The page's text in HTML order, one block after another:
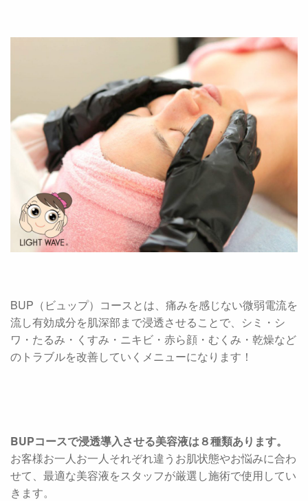
BUP（ビュップ）コースとは、痛みを感じない微弱電流を
流し有効成分を肌深部まで浸透させることで、シミ・シ
ワ・たるみ・くすみ・ニキビ・赤ら顔・むくみ・乾燥など
のトラブルを改善していくメニューになります！
BUPコースで浸透導入させる美容液は８種類あります。
お客様お一人お一人それぞれ違うお肌状態やお悩みに合わ
せて、最適な美容液をスタッフが厳選し施術で使用してい
きます。